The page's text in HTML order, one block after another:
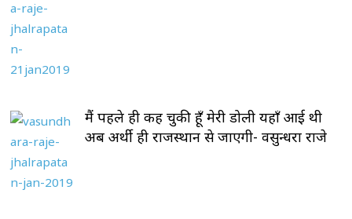
मैं पहले ही कह चुकी हूँ मेरी डोली यहाँ आई थी
अब अर्थी ही राजस्थान से जाएगी- वसुन्धरा राजे